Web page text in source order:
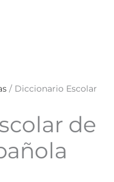
/ Diccionario Escolar
de